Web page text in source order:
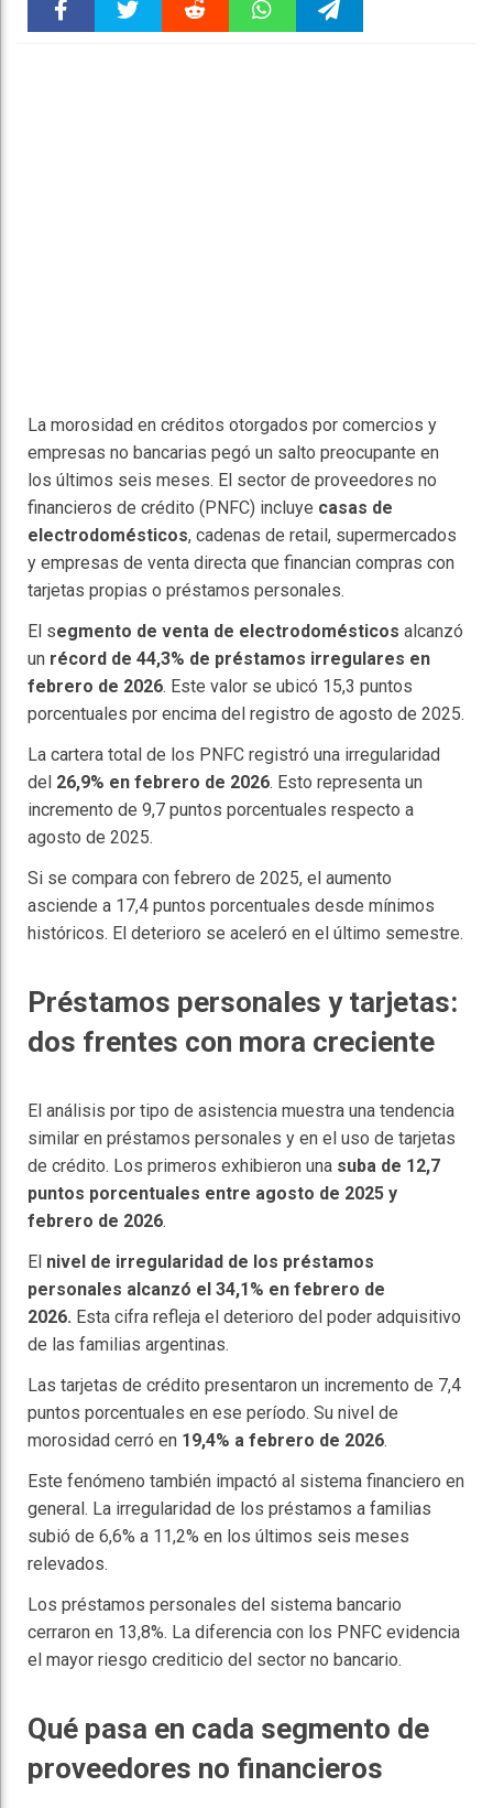
La morosidad en créditos otorgados por comercios y
empresas no bancarias pegó un salto preocupante en
los últimos seis meses. El sector de proveedores no
financieros de crédito (PNFC) incluye casas de
electrodomésticos, cadenas de retail, supermercados
y empresas de venta directa que financian compras con
tarjetas propias o préstamos personales.
El segmento de venta de electrodomésticos alcanzó
un récord de 44,3% de préstamos irregulares en
febrero de 2026. Este valor se ubicó 15,3 puntos
porcentuales por encima del registro de agosto de 2025.
La cartera total de los PNFC registró una irregularidad
del 26,9% en febrero de 2026. Esto representa un
incremento de 9,7 puntos porcentuales respecto a
agosto de 2025.
Si se compara con febrero de 2025, el aumento
asciende a 17,4 puntos porcentuales desde mínimos
históricos. El deterioro se aceleró en el último semestre.
Préstamos personales y tarjetas:
dos frentes con mora creciente
El análisis por tipo de asistencia muestra una tendencia
similar en préstamos personales y en el uso de tarjetas
de crédito. Los primeros exhibieron una suba de 12,7
puntos porcentuales entre agosto de 2025 y
febrero de 2026.
El nivel de irregularidad de los préstamos
personales alcanzó el 34,1% en febrero de
2026. Esta cifra refleja el deterioro del poder adquisitivo
de las familias argentinas.
Las tarjetas de crédito presentaron un incremento de 7,4
puntos porcentuales en ese período. Su nivel de
morosidad cerró en 19,4% a febrero de 2026.
Este fenómeno también impactó al sistema financiero en
general. La irregularidad de los préstamos a familias
subió de 6,6% a 11,2% en los últimos seis meses
relevados.
Los préstamos personales del sistema bancario
cerraron en 13,8%. La diferencia con los PNFC evidencia
el mayor riesgo crediticio del sector no bancario.
Qué pasa en cada segmento de
proveedores no financieros